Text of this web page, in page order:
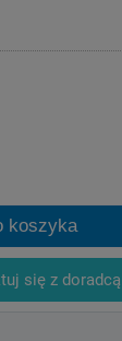
koszyka
się z doradcą